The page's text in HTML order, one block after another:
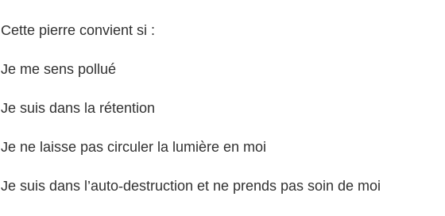
Cette pierre convient si :
Je me sens pollué
Je suis dans la rétention
Je ne laisse pas circuler la lumière en moi
Je suis dans l’auto-destruction et ne prends pas soin de moi